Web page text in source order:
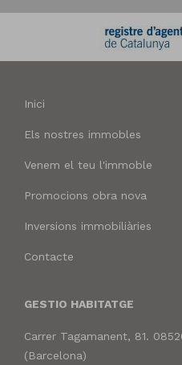
Inici
Els nostres immobles
Venem el teu l'immoble
Promocions obra nova
Inversions immobiliàries
Contacte
GESTIO HABITATGE
Carrer Tagamanent, 81.
(Barcelona)